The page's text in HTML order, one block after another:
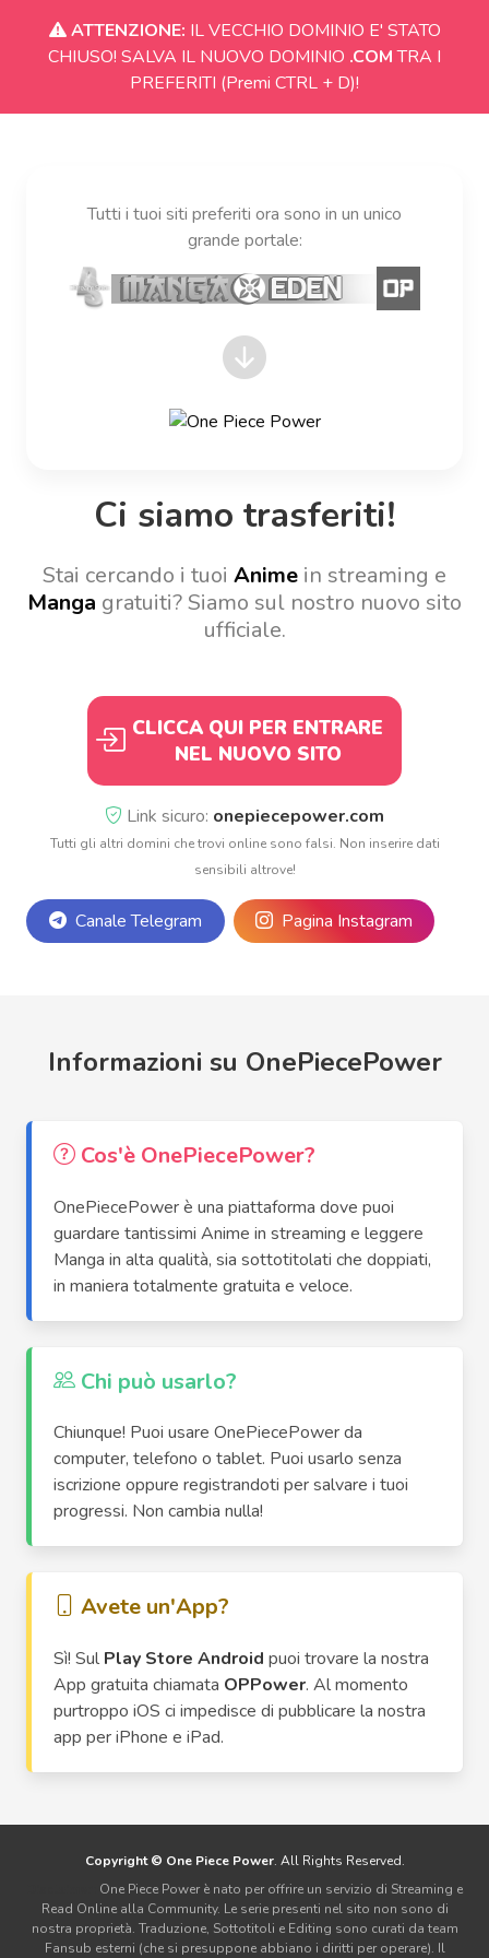
ATTENZIONE: IL VECCHIO DOMINIO E' STATO
CHIUSO! SALVA IL NUOVO DOMINIO .COMTRA I
PREFERITI (Premi CTRL + D)!
Tutti i tuoi siti preferiti ora sono in un unico
grande portale:
Ci siamo trasferiti!
Stai cercando i tuoi Anime in streaming e
Manga gratuiti? Siamo sul nostro nuovo sito
ufficiale.
CLICCA QUI PER ENTRARE
NEL NUOVO SITO
Link sicuro: onepiecepower.com
Tutti gli altri domini che trovi online sono falsi. Non inserire dati
sensibili altrove!
Canale Telegram Pagina Instagram
Informazioni su OnePiecePower
Cos'è OnePiecePower?
OnePiecePower è una piattaforma dove puoi
guardare tantissimi Anime in streaming e leggere
Manga in alta qualità, sia sottotitolati che doppiati,
in maniera totalmente gratuita e veloce.
Chi può usarlo?
Chiunque! Puoi usare OnePiecePower da
computer, telefono o tablet. Puoi usarlo senza
iscrizione oppure registrandoti per salvare i tuoi
progressi. Non cambia nulla!
Avete un'App?
Sì! Sul Play Store Android puoi trovare la nostra
App gratuita chiamata OPPower. Al momento
purtroppo iOS ci impedisce di pubblicare la nostra
app per iPhone e iPad.
Copyright © One Piece Power. All Rights Reserved.
One Piece Power è nato per offrire un servizio di Streaming e
Read Online alla Community. Le serie presenti nel sito non sono di
nostra proprietà. Traduzione, Sottotitoli e Editing sono curati da team
Fansub esterni (che si presuppone abbiano i diritti per operare). Il